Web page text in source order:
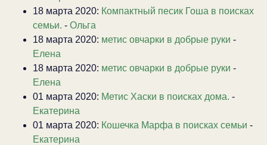
18 марта 2020: Компактный песик Гоша в поисках
семьи. - Ольга
18 марта 2020: метис овчарки в добрые руки -
Елена
18 марта 2020: метис овчарки в добрые руки -
Елена
01 марта 2020: Метис Хаски в поисках дома. -
Екатерина
01 марта 2020: Кошечка Марфа в поисках семьи -
Екатерина